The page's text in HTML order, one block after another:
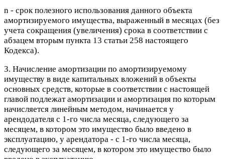
n - срок полезного использования данного объекта
амортизируемого имущества, выраженный в месяцах (без
учета сокращения (увеличения) срока в соответствии с
абзацем вторым пункта 13 статьи 258 настоящего
Кодекса).
3. Начисление амортизации по амортизируемому
имуществу в виде капитальных вложений в объекты
основных средств, которые в соответствии с настоящей
главой подлежат амортизации и амортизация по которым
начисляется линейным методом, начинается у
арендодателя с 1-го числа месяца, следующего за
месяцем, в котором это имущество было введено в
эксплуатацию, у арендатора - с 1-го числа месяца,
следующего за месяцем, в котором это имущество было